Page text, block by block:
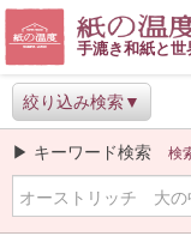
手漉き和紙と世
絞り込み検索
▶ キーワード検索 検